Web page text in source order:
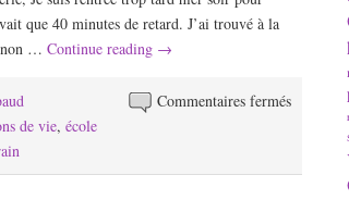
que 40 minutes de retard. J’ai trouvé à la
… Continue reading →
Commentaires ferméssur
23
de vie, école